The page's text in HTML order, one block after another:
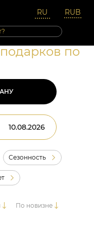
по
Сезонность
По новизне